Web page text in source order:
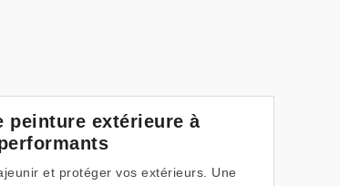
peinture extérieure à
et protéger vos extérieurs. Une